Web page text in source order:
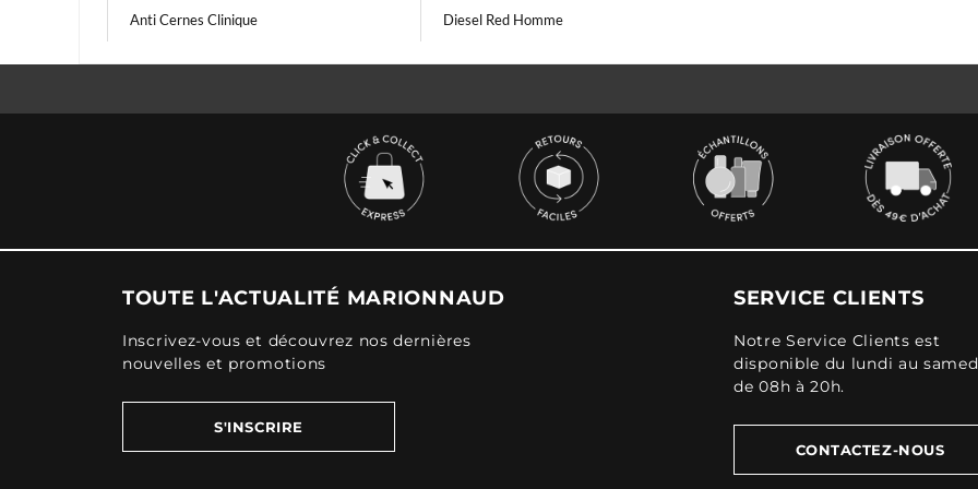
Anti Cernes Clinique Diesel Red Homme
TOUTE L'ACTUALITÉ MARIONNAUD
Inscrivez-vous et découvrez nos dernières
nouvelles et promotions
S'INSCRIRE
SERVICE CLIENTS
Notre Service Clients est
disponible du lundi au
de 08h à 20h.
CONTACTEZ-NOUS